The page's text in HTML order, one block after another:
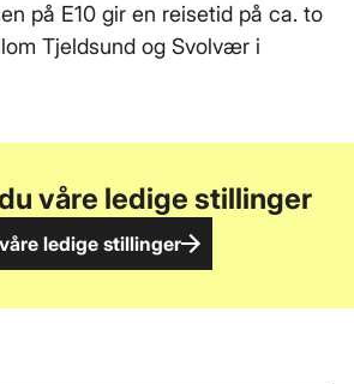
på E10 gir en reisetid på ca. to
Tjeldsund og Svolvær i
våre ledige stillinger
ledige stillinger